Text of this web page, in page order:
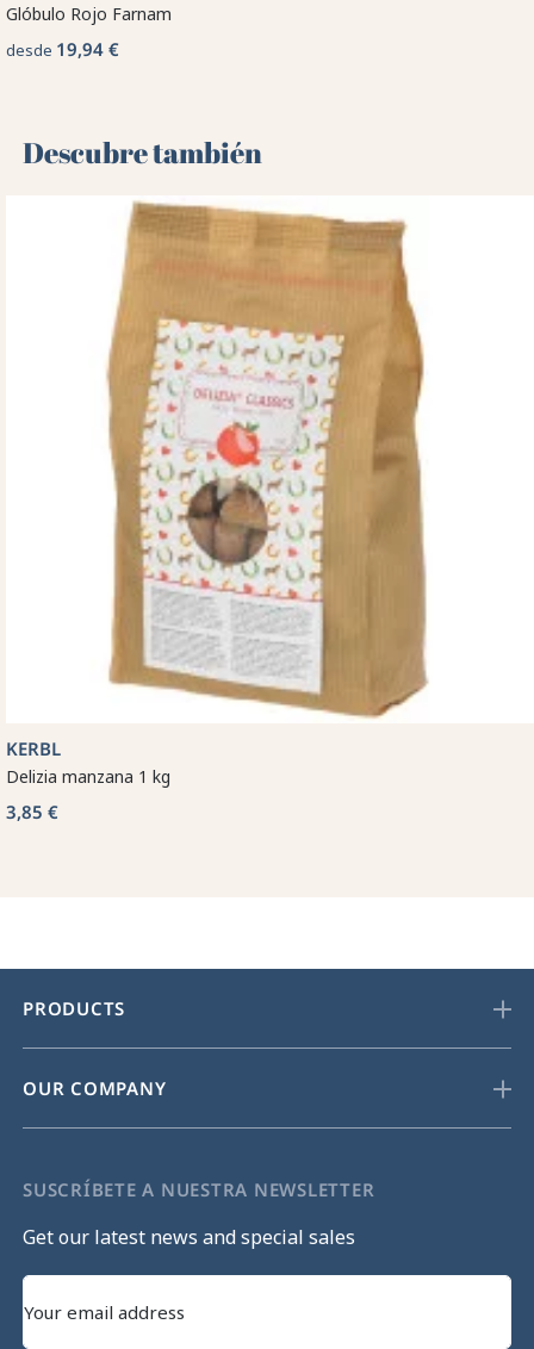
Glóbulo Rojo Farnam
desde 19,94 €
Descubre también 🌻
KERBL
Delizia manzana 1 kg
3,85 €
PRODUCTS
OUR COMPANY
SUSCRÍBETE A NUESTRA NEWSLETTER
Get our latest news and special sales